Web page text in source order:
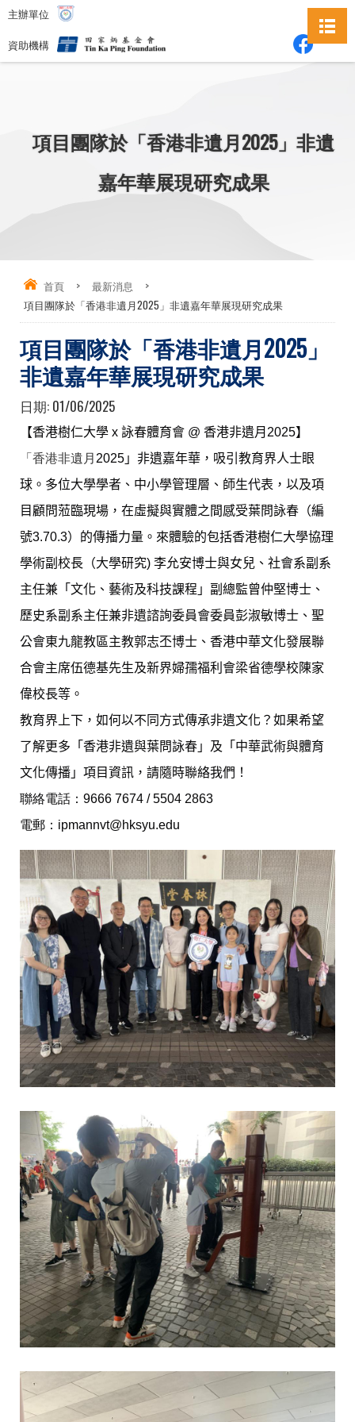
主辦單位
資助機構
項目團隊於「香港非遺月2025」非遺
嘉年華展現研究成果
首頁 > 最新消息
>
項目團隊於「香港非遺月2025」非遺嘉年華展現研究成果
項目團隊於「香港非遺月2025」
非遺嘉年華展現研究成果
日期: 01/06/2025
【香港樹仁大學 x 詠春體育會 @ 香港非遺月 2025】
「香港非遺月 2025 」非遺嘉年華，吸引教育界人士眼
球。多位大學學者、中小學管理層、師生代表，以及項
目顧問蒞臨現場，在虛擬與實體之間感受葉問詠春（編
號3.70.3）的傳播力量。來體驗的包括香港樹仁大學協理
學術副校長（大學研究) 李允安博士與女兒、社會系副系
主任兼「文化、藝術及科技課程」副總監曾仲堅博士、
歷史系副系主任兼非遺諮詢委員會委員彭淑敏博士、聖
公會東九龍教區主教郭志丕博士、香港中華文化發展聯
合會主席伍德基先生及新界婦孺福利會梁省德學校陳家
偉校長等。
教育界上下，如何以不同方式傳承非遺文化？如果希望
了解更多「香港非遺與葉問詠春」及「中華武術與體育
文化傳播」項目資訊，請隨時聯絡我們！
聯絡電話： 9666 7674 /5504 2863
電郵： ipmannvt@hksyu.edu